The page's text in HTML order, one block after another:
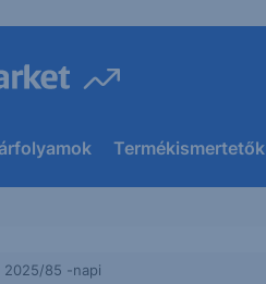
Termékismertetők
2025/85 -napi